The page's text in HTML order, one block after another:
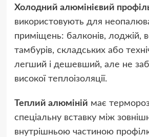
Холодний алюмінієвий
використовують для
приміщень: балконів, лоджій,
тамбурів, складських або
легший і дешевший, але не
високої теплоізоляції.
Теплий алюміній має
спеціальну вставку між
внутрішньою частиною